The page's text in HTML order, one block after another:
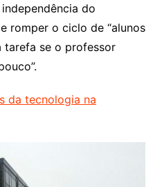
do
romper o ciclo de “alunos
tarefa se o professor
da tecnologia na